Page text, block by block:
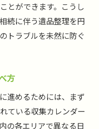
とができます。こうし
続に伴う遺品整理を円
トラブルを未然に防ぐ
方
進めるためには、まず
ている収集カレンダー
の各エリアで異なる日